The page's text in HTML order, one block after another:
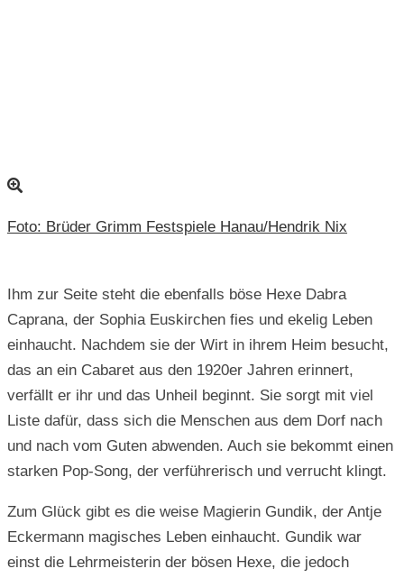
Foto: Brüder Grimm Festspiele Hanau/Hendrik Nix
Ihm zur Seite steht die ebenfalls böse Hexe Dabra
Caprana, der Sophia Euskirchen fies und ekelig Leben
einhaucht. Nachdem sie der Wirt in ihrem Heim besucht,
das an ein Cabaret aus den 1920er Jahren erinnert,
verfällt er ihr und das Unheil beginnt. Sie sorgt mit viel
Liste dafür, dass sich die Menschen aus dem Dorf nach
und nach vom Guten abwenden. Auch sie bekommt einen
starken Pop-Song, der verführerisch und verrucht klingt.
Zum Glück gibt es die weise Magierin Gundik, der Antje
Eckermann magisches Leben einhaucht. Gundik war
einst die Lehrmeisterin der bösen Hexe, die jedoch